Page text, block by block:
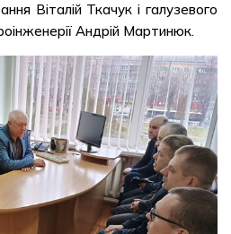
Віталій Ткачук і галузевого
Андрій Мартинюк.